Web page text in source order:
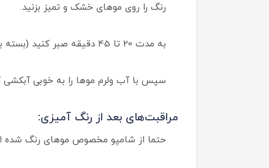
رنگ را روی موهای خشک و تمیز بزنید.
به مدت 20 تا 45 دقیقه صبر کنید (بسته به پایه رنگ طبیعی مو و پوشش سفیدی).
سپس با آب ولرم موها را به خوبی آبکشی
مراقبت‌های بعد از رنگ آمیزی:
حتما از شامپو مخصوص موهای رنگ شده